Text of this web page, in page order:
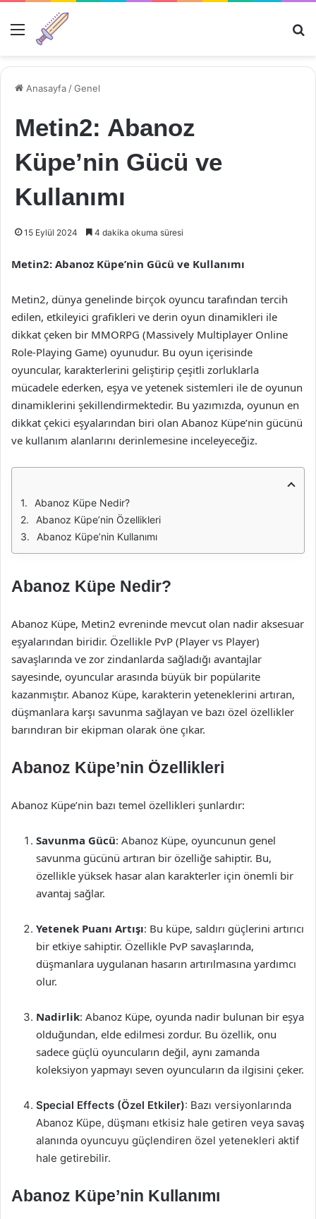
Menü
Anasayfa /Genel
Metin2: Abanoz
Küpe’nin Gücü ve
Kullanımı
15 Eylül 2024 4 dakika okuma süresi
Metin2: Abanoz Küpe’nin Gücü ve Kullanımı
Metin2, dünya genelinde birçok oyuncu tarafından tercih
edilen, etkileyici grafikleri ve derin oyun dinamikleri ile
dikkat çeken bir MMORPG (Massively Multiplayer Online
Role-Playing Game) oyunudur. Bu oyun içerisinde
oyuncular, karakterlerini geliştirip çeşitli zorluklarla
mücadele ederken, eşya ve yetenek sistemleri ile de oyunun
dinamiklerini şekillendirmektedir. Bu yazımızda, oyunun en
dikkat çekici eşyalarından biri olan Abanoz Küpe’nin gücünü
ve kullanım alanlarını derinlemesine inceleyeceğiz.
Abanoz Küpe Nedir?
Abanoz Küpe’nin Özellikleri
Abanoz Küpe’nin Kullanımı
Abanoz Küpe Nedir?
Abanoz Küpe, Metin2 evreninde mevcut olan nadir aksesuar
eşyalarından biridir. Özellikle PvP (Player vs Player)
savaşlarında ve zor zindanlarda sağladığı avantajlar
sayesinde, oyuncular arasında büyük bir popülarite
kazanmıştır. Abanoz Küpe, karakterin yeteneklerini artıran,
düşmanlara karşı savunma sağlayan ve bazı özel özellikler
barındıran bir ekipman olarak öne çıkar.
Abanoz Küpe’nin Özellikleri
Abanoz Küpe’nin bazı temel özellikleri şunlardır:
Savunma Gücü: Abanoz Küpe, oyuncunun genel
savunma gücünü artıran bir özelliğe sahiptir. Bu,
özellikle yüksek hasar alan karakterler için önemli bir
avantaj sağlar.
Yetenek Puanı Artışı: Bu küpe, saldırı güçlerini artırıcı
bir etkiye sahiptir. Özellikle PvP savaşlarında,
düşmanlara uygulanan hasarın artırılmasına yardımcı
olur.
Nadirlik: Abanoz Küpe, oyunda nadir bulunan bir eşya
olduğundan, elde edilmesi zordur. Bu özellik, onu
sadece güçlü oyuncuların değil, aynı zamanda
koleksiyon yapmayı seven oyuncuların da ilgisini çeker.
Special Effects (Özel Etkiler): Bazı versiyonlarında
Abanoz Küpe, düşmanı etkisiz hale getiren veya savaş
alanında oyuncuyu güçlendiren özel yetenekleri aktif
hale getirebilir.
Abanoz Küpe’nin Kullanımı